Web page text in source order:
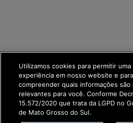
Utilizamos cookies para permitir uma
experiência em nosso website e
compreender quais informações são
relevantes para você. Conforme
15.572/2020 que trata da LGPD no
de Mato Grosso do Sul.